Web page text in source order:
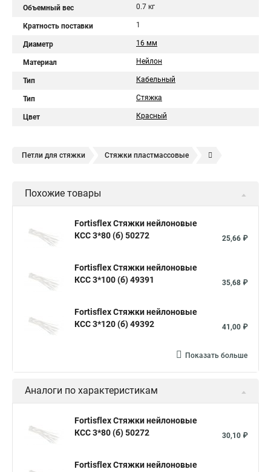
Объемный вес 0.7 кг
Кратность поставки 1
Диаметр 16 мм
Материал Нейлон
Тип Кабельный
Тип Стяжка
Цвет Красный
Петли для стяжки Стяжки пластмассовые
Стяжки зажим Хомут стяжка нейлоновая купить в
Стяжка alt Хомуты стяжки труб Стяжки магазин
Стяжки для кабелей металлические
Хомут стяжка это Хомут стяжка саморез
Купить стяжки кабельную
Хорошие стяжки
Хомуты стяжки нейлон Хомуты стяжки труба
Стяжки маркеры Стяжка нейлоновые 100шт черные
Прайс на цены по стяжке Площадка для стяжки купить
Похожие товары
Fortisflex Стяжки нейлоновые
КСС 3*80 (б) 50272
25,66 ₽
Fortisflex Стяжки нейлоновые
КСС 3*100 (б) 49391
35,68 ₽
Fortisflex Стяжки нейлоновые
КСС 3*120 (б) 49392
41,00 ₽
Показать больше
Аналоги по характеристикам
Fortisflex Стяжки нейлоновые
КСС 3*80 (б) 50272
30,10 ₽
Fortisflex Стяжки нейлоновые